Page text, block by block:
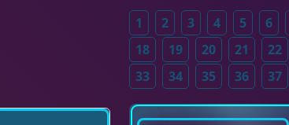
1 2 3 4 5 6
18
19 20 21 22
33
34 35 36 37